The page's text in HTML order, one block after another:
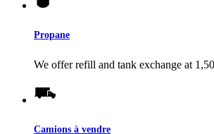
Propane
We offer refill and tank exchange at
Camions à vendre